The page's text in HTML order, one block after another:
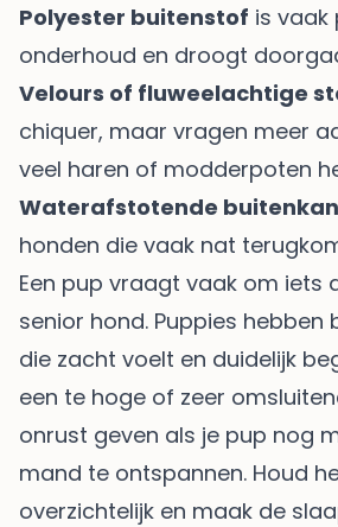
Polyester buitenstof is vaak
onderhoud en droogt
Velours of fluweelachtige
chiquer, maar vragen meer
veel haren of modderpoten
Waterafstotende
honden die vaak nat
Een pup vraagt vaak om iets
senior hond. Puppies hebben
die zacht voelt en duidelijk
een te hoge of zeer
onrust geven als je pup nog
mand te ontspannen. Houd
overzichtelijk en maak de